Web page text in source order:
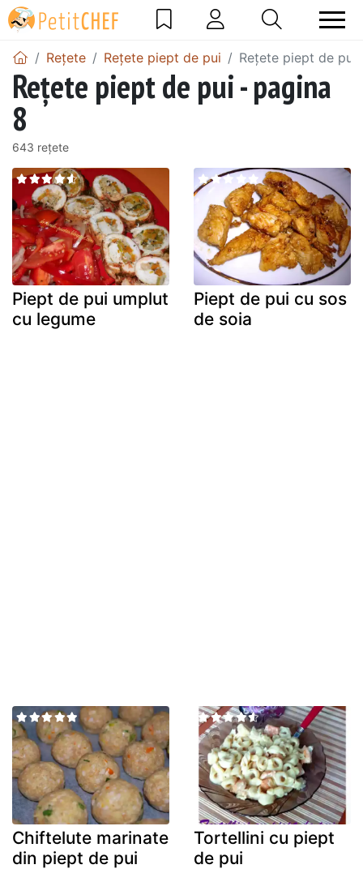
Rețete Rețete piept de pui Rețete piept de pui
Rețete piept de pui - pagina
8
643 rețete
Piept de pui umplut
cu legume
Piept de pui cu sos
de soia
Chiftelute marinate
din piept de pui
Tortellini cu piept
de pui